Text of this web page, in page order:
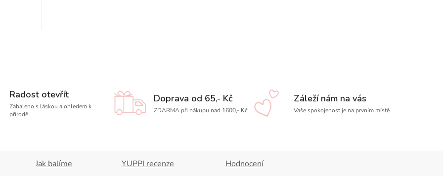
Radost otevřít
Zabaleno s láskou a ohledem k
přírodě
Doprava od 65,- Kč
ZDARMA při nákupu nad 1600,- Kč
Záleží nám na vás
Vaše spokojenost je na prvním místě
Jak balíme YUPPI recenze Hodnocení